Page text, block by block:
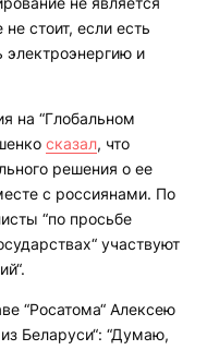
стоит, если есть
электроэнергию и
на “Глобальном
сказал, что
решения о ее
с россиянами. По
“по просьбе
участвуют
“Росатома“ Алексею
Беларуси“: “Думаю,